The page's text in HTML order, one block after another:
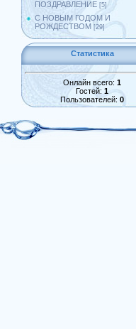
ПОЗДРАВЛЕНИЕ [5]
С НОВЫМ ГОДОМ И
РОЖДЕСТВОМ [29]
Статистика
Онлайн всего: 1
Гостей: 1
Пользователей: 0